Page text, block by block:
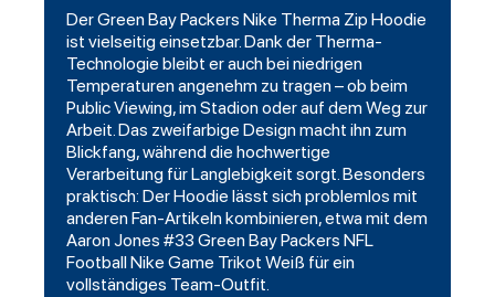
DerGreen Bay Packers Nike Therma Zip Hoodie
ist vielseitig einsetzbar. Dank der Therma-
Technologie bleibt er auch bei niedrigen
Temperaturen angenehm zu tragen – ob beim
Public Viewing, im Stadion oder auf dem Weg zur
Arbeit. Das zweifarbige Design macht ihn zum
Blickfang, während die hochwertige
Verarbeitung für Langlebigkeit sorgt. Besonders
praktisch: Der Hoodie lässt sich problemlos mit
anderen Fan-Artikeln kombinieren, etwa mit dem
Aaron Jones #33 Green Bay Packers NFL
Football Nike Game Trikot Weiß für ein
vollständiges Team-Outfit.